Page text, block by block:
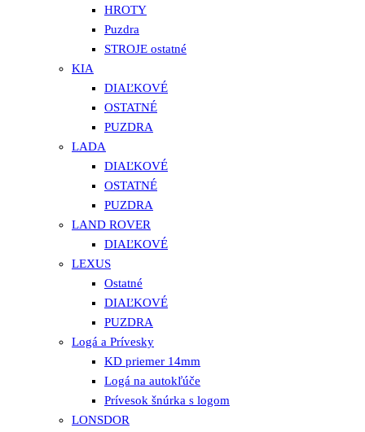
HROTY
Puzdra
STROJE ostatné
KIA
DIAĽKOVÉ
OSTATNÉ
PUZDRA
LADA
DIAĽKOVÉ
OSTATNÉ
PUZDRA
LAND ROVER
DIAĽKOVÉ
LEXUS
Ostatné
DIAĽKOVÉ
PUZDRA
Logá a Prívesky
KD priemer 14mm
Logá na autokľúče
Prívesok šnúrka s logom
LONSDOR